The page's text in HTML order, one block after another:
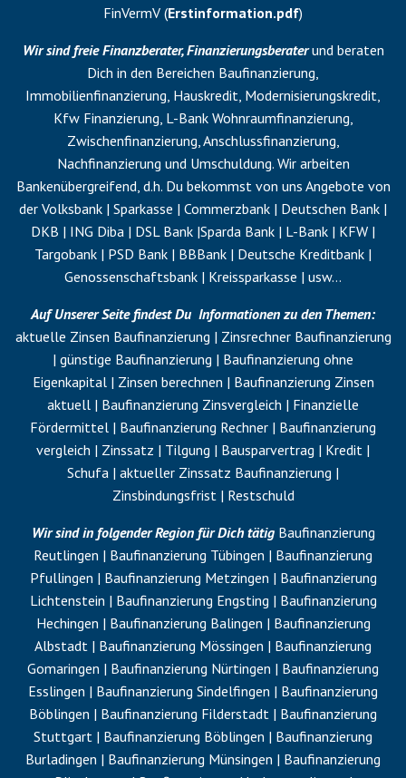
FinVermV (Erstinformation.pdf)
Wir sind freie Finanzberater, Finanzierungsberaterund beraten
Dich in den Bereichen Baufinanzierung,
Immobilienfinanzierung, Hauskredit, Modernisierungskredit,
Kfw Finanzierung, L-Bank Wohnraumfinanzierung,
Zwischenfinanzierung,Anschlussfinanzierung,
Nachfinanzierung und Umschuldung. Wir arbeiten
Bankenübergreifend, d.h. Du bekommst von uns Angebote von
der Volksbank | Sparkasse | Commerzbank | Deutschen Bank |
DKB | ING Diba | DSL Bank |Sparda Bank | L-Bank | KFW |
Targobank | PSD Bank | BBBank | Deutsche Kreditbank |
Genossenschaftsbank | Kreissparkasse | usw…
Auf Unserer Seite findest Du Informationen zu den Themen:
aktuelle Zinsen Baufinanzierung | Zinsrechner Baufinanzierung
| günstige Baufinanzierung | Baufinanzierung ohne
Eigenkapital| Zinsen berechnen | Baufinanzierung Zinsen
aktuell | Baufinanzierung Zinsvergleich | Finanzielle
Fördermittel | Baufinanzierung Rechner | Baufinanzierung
vergleich | Zinssatz | Tilgung | Bausparvertrag | Kredit |
Schufa | aktueller Zinssatz Baufinanzierung |
Zinsbindungsfrist | Restschuld
Wir sind in folgender Region für Dich tätig Baufinanzierung
Reutlingen | Baufinanzierung Tübingen | Baufinanzierung
Pfullingen | Baufinanzierung Metzingen | Baufinanzierung
Lichtenstein | Baufinanzierung Engsting | Baufinanzierung
Hechingen | Baufinanzierung Balingen | Baufinanzierung
Albstadt | Baufinanzierung Mössingen | Baufinanzierung
Gomaringen | Baufinanzierung Nürtingen | Baufinanzierung
Esslingen | Baufinanzierung Sindelfingen | Baufinanzierung
Böblingen | Baufinanzierung Filderstadt | Baufinanzierung
Stuttgart | Baufinanzierung Böblingen | Baufinanzierung
Burladingen | Baufinanzierung Münsingen | Baufinanzierung